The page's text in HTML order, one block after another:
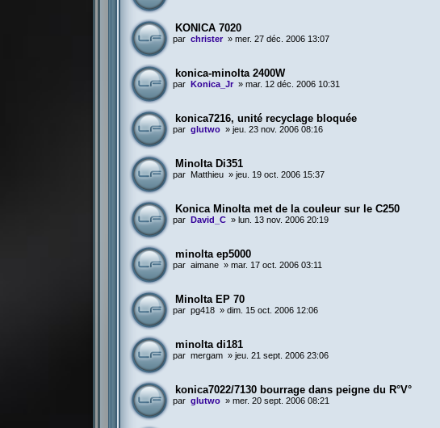
KONICA 7020
par christer »mer. 27 déc. 2006 13:07
konica-minolta 2400W
par Konica_Jr »mar. 12 déc. 2006 10:31
konica7216, unité recyclage bloquée
par glutwo »jeu. 23 nov. 2006 08:16
Minolta Di351
par Matthieu »jeu. 19 oct. 2006 15:37
Konica Minolta met de la couleur sur le C250
par David_C » lun. 13 nov. 2006 20:19
minolta ep5000
par aimane »mar. 17 oct. 2006 03:11
Minolta EP 70
par pg418 »dim. 15 oct. 2006 12:06
minolta di181
par mergam »jeu. 21 sept. 2006 23:06
konica7022/7130 bourrage dans peigne du R°V°
par glutwo »mer. 20 sept. 2006 08:21